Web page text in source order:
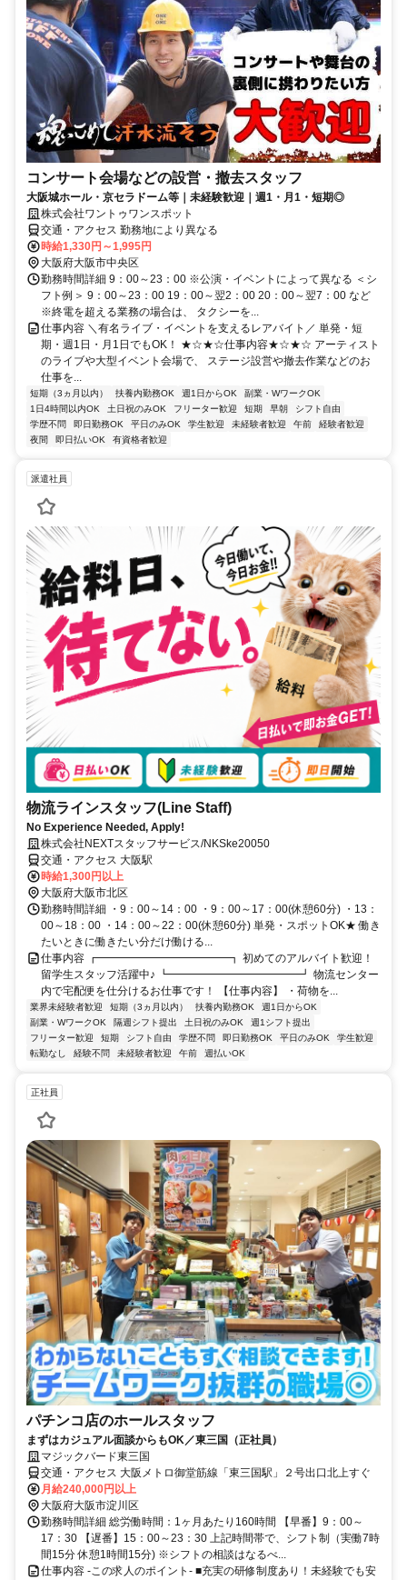
コンサート会場などの設営・撤去スタッフ
大阪城ホール・京セラドーム等｜未経験歓迎｜週1・月1・短期◎
株式会社ワントゥワンスポット
交通・アクセス 勤務地により異なる
時給1,330円～1,995円
大阪府大阪市中央区
勤務時間詳細 9：00～23：00 ※公演・イベントによって異なる ＜シ
フト例＞ 9：00～23：00 19：00～翌2：00 20：00～翌7：00 など
※終電を超える業務の場合は、 タクシーを...
仕事内容 ＼有名ライブ・イベントを支えるレアバイト／ 単発・短
期・週1日・月1日でもOK！ ★☆★☆仕事内容★☆★☆ アーティスト
のライブや大型イベント会場で、 ステージ設営や撤去作業などのお
仕事を...
短期（3ヵ月以内） 扶養内勤務OK 週1日からOK
副業・WワークOK
1日4時間以内OK
土日祝のみOK フリーター歓迎 短期 早朝
シフト自由
学歴不問
即日勤務OK 平日のみOK 学生歓迎 未経験者歓迎 午前
経験者歓迎
夜間
即日払いOK 有資格者歓迎
派遣社員
物流ラインスタッフ(Line Staff)
No Experience Needed, Apply!
株式会社NEXTスタッフサービス/NKSke20050
交通・アクセス 大阪駅
時給1,300円以上
大阪府大阪市北区
勤務時間詳細 ・9：00～14：00 ・9：00～17：00(休憩60分) ・13：
00～18：00 ・14：00～22：00(休憩60分) 単発・スポットOK★ 働き
たいときに働きたい分だけ働ける...
仕事内容 ┏━━━━━━━━━━━━┓ 初めてのアルバイト歓迎！
留学生スタッフ活躍中♪ ┗━━━━━━━━━━━━┛ 物流センター
内で宅配便を仕分けるお仕事です！ 【仕事内容】 ・荷物を...
業界未経験者歓迎 短期（3ヵ月以内） 扶養内勤務OK
週1日からOK
副業・WワークOK
隔週シフト提出 土日祝のみOK
週1シフト提出
フリーター歓迎
短期 シフト自由 学歴不問 即日勤務OK 平日のみOK
学生歓迎
転勤なし
経験不問 未経験者歓迎 午前 週払いOK
正社員
パチンコ店のホールスタッフ
まずはカジュアル面談からもOK／東三国（正社員）
マジックバード東三国
交通・アクセス 大阪メトロ御堂筋線「東三国駅」２号出口北上すぐ
月給240,000円以上
大阪府大阪市淀川区
勤務時間詳細 総労働時間：1ヶ月あたり160時間 【早番】9：00～
17：30 【遅番】15：00～23：30 上記時間帯で、シフト制（実働7時
間15分 休憩1時間15分) ※シフトの相談はなるべ...
仕事内容 -この求人のポイント- ■充実の研修制度あり！未経験でも安